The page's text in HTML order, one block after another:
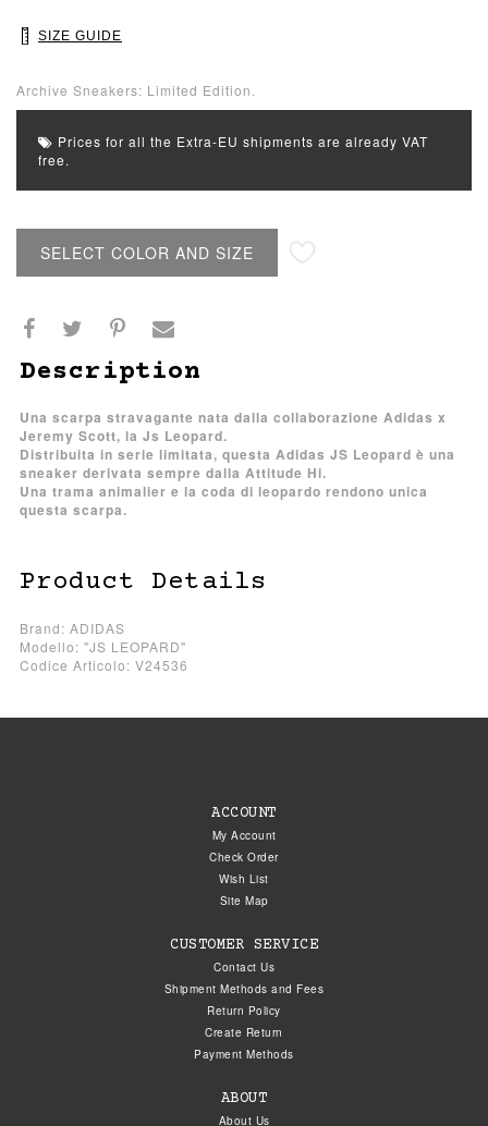
SIZE GUIDE
Archive Sneakers: Limited Edition.
Prices for all the Extra-EU shipments are already VAT
free.
SELECT COLOR AND SIZE
Description
Una scarpa stravagante nata dalla collaborazione Adidas x
Jeremy Scott, la Js Leopard.
Distribuita in serie limitata, questa Adidas JS Leopard è una
sneaker derivata sempre dalla Attitude Hi.
Una trama animalier e la coda di leopardo rendono unica
questa scarpa.
Product Details
Brand: ADIDAS
Modello: "JS LEOPARD"
Codice Articolo: V24536
ACCOUNT
My Account
Check Order
Wish List
Site Map
CUSTOMER SERVICE
Contact Us
Shipment Methods and Fees
Return Policy
Create Return
Payment Methods
ABOUT
About Us